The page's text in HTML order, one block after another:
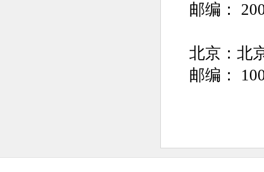
邮编：
北京：北
邮编：